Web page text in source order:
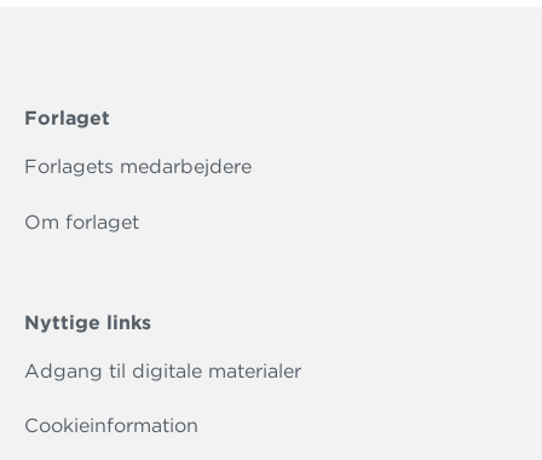
Forlaget
Forlagets medarbejdere
Om forlaget
Nyttige links
Adgang til digitale materialer
Cookieinformation